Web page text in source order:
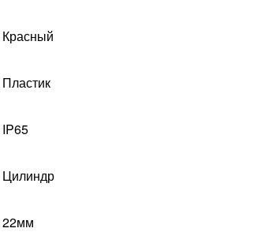
Красный
Пластик
IP65
Цилиндр
22мм